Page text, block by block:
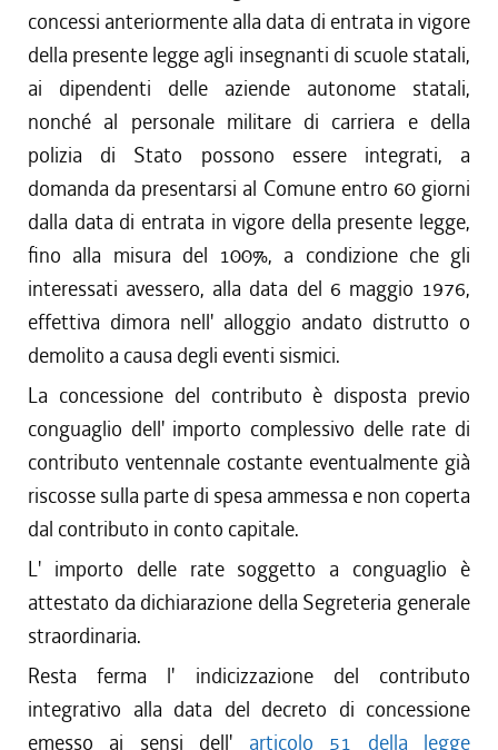
concessi anteriormente alla data di entrata in vigore
della presente legge agli insegnanti di scuole statali,
ai dipendenti delle aziende autonome statali,
nonché al personale militare di carriera e della
polizia di Stato possono essere integrati, a
domanda da presentarsi al Comune entro 60 giorni
dalla data di entrata in vigore della presente legge,
fino alla misura del 100%, a condizione che gli
interessati avessero, alla data del 6 maggio 1976,
effettiva dimora nell' alloggio andato distrutto o
demolito a causa degli eventi sismici.
La concessione del contributo è disposta previo
conguaglio dell' importo complessivo delle rate di
contributo ventennale costante eventualmente già
riscosse sulla parte di spesa ammessa e non coperta
dal contributo in conto capitale.
L' importo delle rate soggetto a conguaglio è
attestato da dichiarazione della Segreteria generale
straordinaria.
Resta ferma l' indicizzazione del contributo
integrativo alla data del decreto di concessione
emesso ai sensi dell' articolo 51 della legge